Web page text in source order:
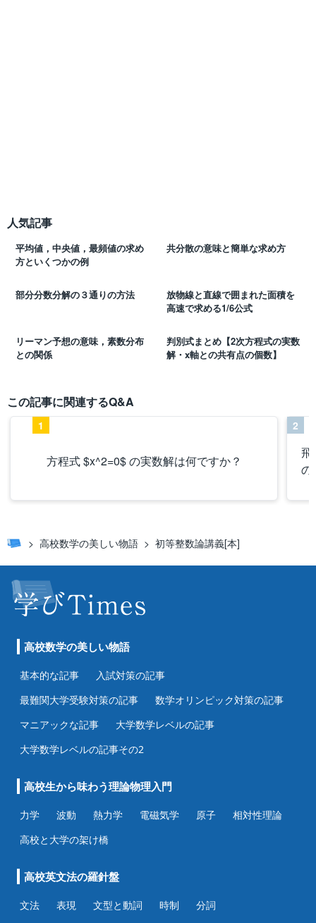
人気記事
平均値，中央値，最頻値の求め
方といくつかの例
共分散の意味と簡単な求め方
部分分数分解の３通りの方法
放物線と直線で囲まれた面積を
高速で求める1/6公式
リーマン予想の意味，素数分布
との関係
判別式まとめ【2次方程式の実数
解・x軸との共有点の個数】
この記事に関連するQ&A
方程式 $x^2=0$ の実数解は何ですか？
1
飛
の
2
高校数学の美しい物語 初等整数論講義[本]
高校数学の美しい物語
基本的な記事
入試対策の記事
最難関大学受験対策の記事
数学オリンピック対策の記事
マニアックな記事
大学数学レベルの記事
大学数学レベルの記事その2
高校生から味わう理論物理入門
力学 波動 熱力学 電磁気学 原子
相対性理論
高校と大学の架け橋
高校英文法の羅針盤
文法 表現 文型と動詞 時制 分詞